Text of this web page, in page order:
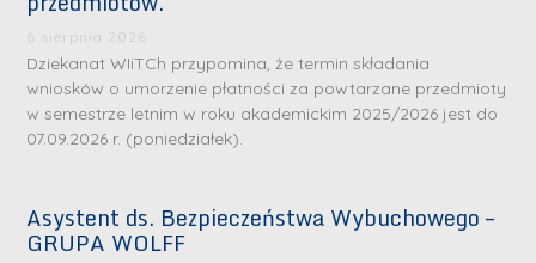
6 sierpnia 2026
Dziekanat WIiTCh przypomina, że termin składania
wniosków o umorzenie płatności za powtarzane przedmioty
w semestrze letnim w roku akademickim 2025/2026 jest do
07.09.2026 r. (poniedziałek).
Asystent ds. Bezpieczeństwa Wybuchowego –
GRUPA WOLFF